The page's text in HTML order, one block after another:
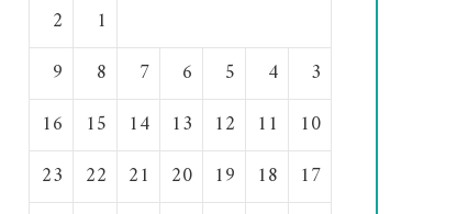
1
2
3
4
5
6
7
8
9
10
11
12
13
14
15
16
17
18
19
20
21
22
23